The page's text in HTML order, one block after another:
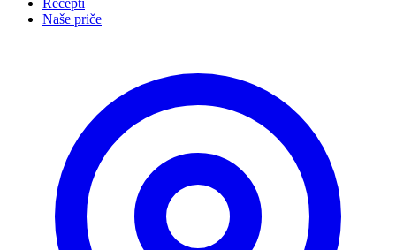
Recepti
Naše priče